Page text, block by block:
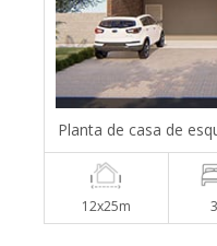
Planta de casa de
12x25m 3